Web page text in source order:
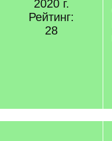
2020 г.
Рейтинг:
28